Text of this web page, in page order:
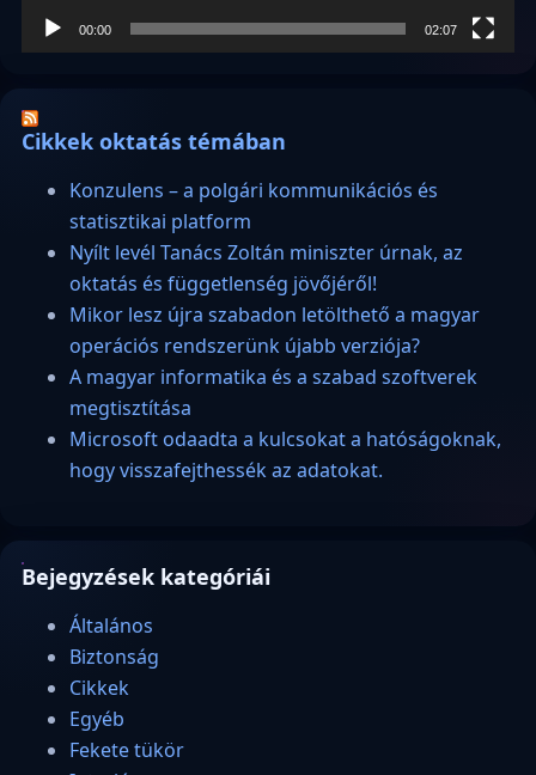
00:00 02:07
Cikkek oktatás témában
Konzulens – a polgári kommunikációs és
statisztikai platform
Nyílt levél Tanács Zoltán miniszter úrnak, az
oktatás és függetlenség jövőjéről!
Mikor lesz újra szabadon letölthető a magyar
operációs rendszerünk újabb verziója?
A magyar informatika és a szabad szoftverek
megtisztítása
Microsoft odaadta a kulcsokat a hatóságoknak,
hogy visszafejthessék az adatokat.
Bejegyzések kategóriái
Általános
Biztonság
Cikkek
Egyéb
Fekete tükör